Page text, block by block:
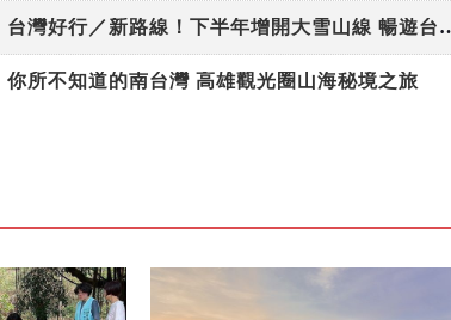
台灣好行／新路線！下
你所不知道的南台灣 高雄觀光圈山海秘境之旅